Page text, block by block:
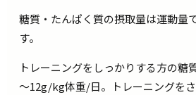
糖質・たんぱく質の摂取量は運動量
す。
トレーニングをしっかりする方の糖
～12g/kg体重/日。トレーニングを